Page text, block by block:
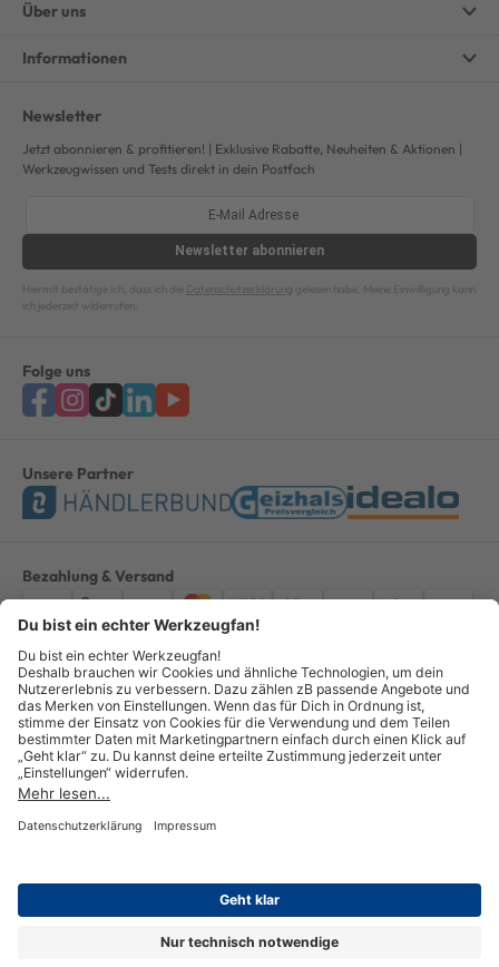
Über uns
Informationen
Newsletter
Jetzt abonnieren & profitieren! | Exklusive Rabatte, Neuheiten & Aktionen |
Werkzeugwissen und Tests direkt in dein Postfach
Newsletter abonnieren
Hiermit bestätige ich, dass ich die Datenschutzerklärung gelesen habe. Meine Einwilligung kann
ich jederzeit widerrufen.
Folge uns
Unsere Partner
Bezahlung & Versand
ImpressumAGBDatenschutzWiderruf Vertrag widerrufen
Alle Preise verstehen sich inkl. ges. MwSt. *Kostenloser Versand innerhalb
Deutschlands, bei Bestellungen ab 100,00 Euro.
© Copyright 2026 GOTOOLS GmbH - Alle Rechte vorbehalten. powered by
createyourtemplate